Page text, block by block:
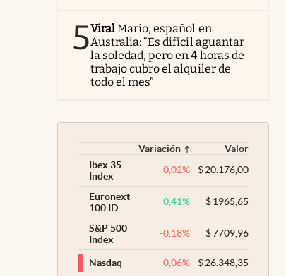
5ViralMario, español en
Australia: “Es difícil aguantar
la soledad, pero en 4 horas de
trabajo cubro el alquiler de
todo el mes”
Variación
Valor
Ibex 35
Index
-0,02% $20.176,00
Euronext
100 ID
0,41% $1965,65
S&P 500
Index
-0,18% $7709,96
Nasdaq -0,06% $26.348,35